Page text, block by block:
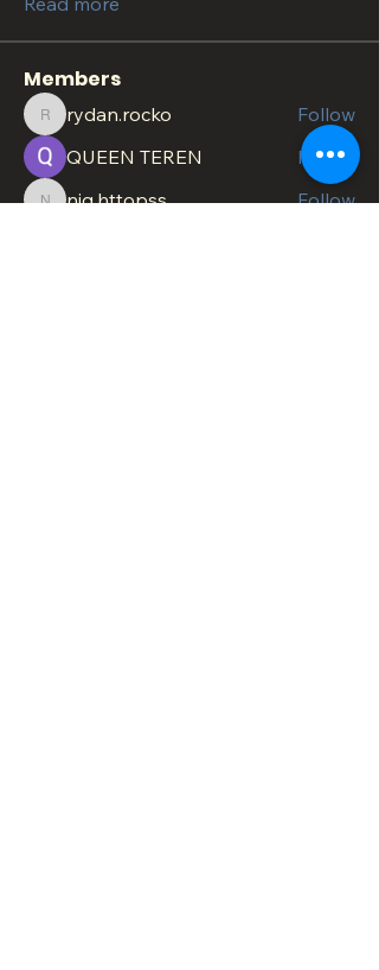
Members
rydan.rocko
rydan.rocko
Follow
QUEEN TEREN
Follow
nig.httopss
nig.httopss Follow